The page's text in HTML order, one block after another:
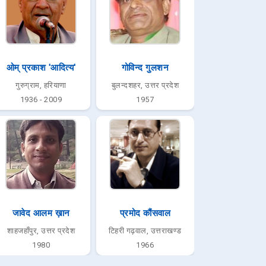
ओम् प्रकाश 'आदित्य'
गुरुग्राम, हरियाणा
1936 - 2009
गोविन्द गुलशन
बुलन्दशहर, उत्तर प्रदेश
1957
जावेद आलम ख़ान
शाहजहाँपुर, उत्तर प्रदेश
1980
प्रमोद कौंसवाल
टिहरी गढ़वाल, उत्तराखण्ड
1966